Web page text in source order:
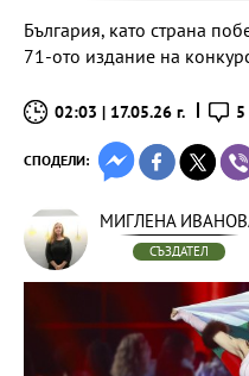
България, като страна
71-ото издание на
02:03 | 17.05.26 г. 5
СПОДЕЛИ:
МИГЛЕНА
СЪЗДАТЕЛ